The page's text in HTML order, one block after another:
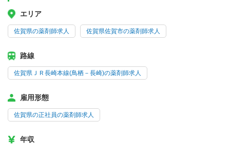
エリア
佐賀県の薬剤師求人 佐賀県佐賀市の薬剤師求人
路線
佐賀県ＪＲ長崎本線(鳥栖－長崎)の薬剤師求人
雇用形態
佐賀県の正社員の薬剤師求人
年収